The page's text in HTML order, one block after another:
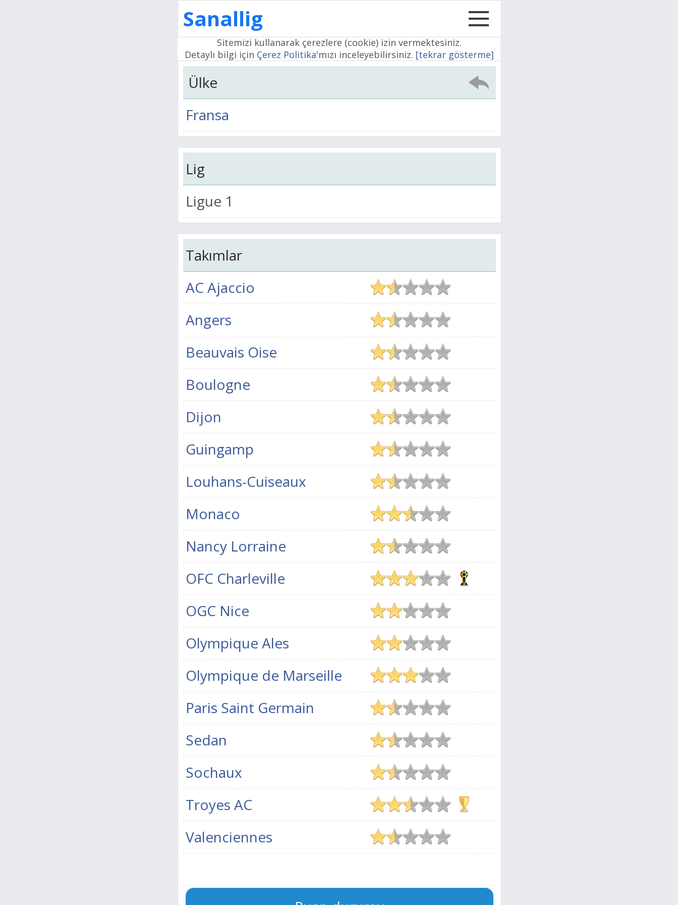
Sanallig
Sitemizi kullanarak çerezlere (cookie) izin vermektesiniz.
Detaylı bilgi için Çerez Politika'mızı inceleyebilirsiniz. [tekrar gösterme]
Ülke
Fransa
Lig
Ligue 1
Takımlar
AC Ajaccio
Angers
Beauvais Oise
Boulogne
Dijon
Guingamp
Louhans-Cuiseaux
Monaco
Nancy Lorraine
OFC Charleville
OGC Nice
Olympique Ales
Olympique de Marseille
Paris Saint Germain
Sedan
Sochaux
Troyes AC
Valenciennes